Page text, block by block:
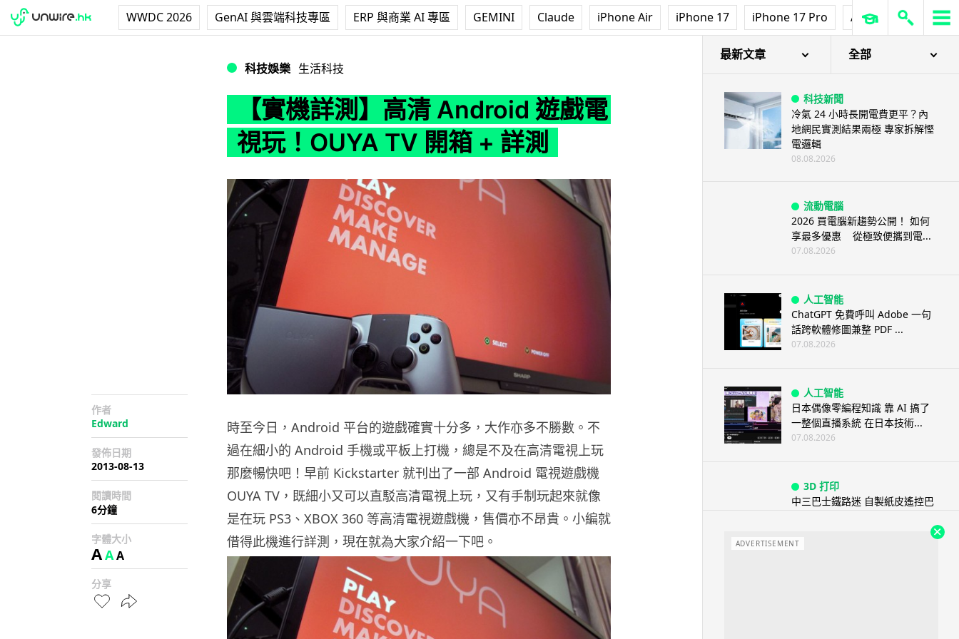
WWDC 2026 GenAI 與雲端科技專區 ERP 與商業 AI 專區 GEMINI Claude iPhone Air iPhone 17 iPhone 17 Pro AirPods Pro 3
科技娛樂 生活科技
【實機詳測】高清 Android 遊戲電
視玩！OUYA TV 開箱 + 詳測
作者
Edward
發佈日期
2013-08-13
閱讀時間
6分鐘
字體大小
AAA
分享
時至今日，Android 平台的遊戲確實十分多，大作亦多不勝數。不
過在細小的 Android 手機或平板上打機，總是不及在高清電視上玩
那麼暢快吧！早前 Kickstarter 就刊出了一部 Android 電視遊戲機
OUYA TV，既細小又可以直駁高清電視上玩，又有手制玩起來就像
是在玩 PS3、XBOX 360 等高清電視遊戲機，售價亦不昂貴。小編就
借得此機進行詳測，現在就為大家介紹一下吧。
最新文章 全部
科技新聞
冷氣 24 小時長開電費更平？內
地網民實測結果兩極 專家拆解慳
電邏輯
08.08.2026
流動電腦
2026 買電腦新趨勢公開！ 如何
享最多優惠 從極致便攜到電...
07.08.2026
人工智能
ChatGPT 免費呼叫 Adobe 一句
話跨軟體修圖兼整 PDF ...
07.08.2026
人工智能
日本偶像零編程知識 靠 AI 搞了
一整個直播系統 在日本技術...
07.08.2026
3D 打印
中三巴士鐵路迷 自製紙皮遙控巴
ADVERTISEMENT